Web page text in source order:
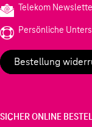
Telekom
Persönliche
Bestellung
SICHER ONLINE